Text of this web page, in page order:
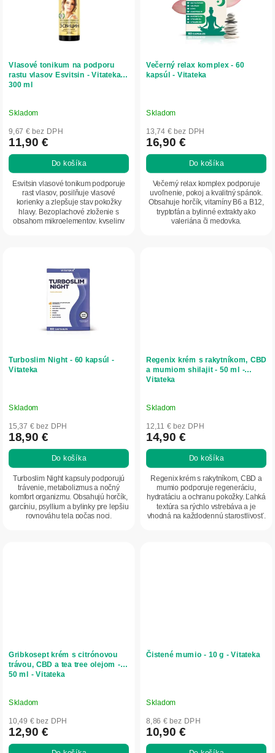
o
v
d
u
k
o
v
Vlasové tonikum na podporu
rastu vlasov Esvitsin - Vitateka -
300 ml
Skladom
9,67 € bez DPH
11,90 €
Do košíka
Esvitsin vlasové tonikum podporuje
rast vlasov, posilňuje vlasové
korienky a zlepšuje stav pokožky
hlavy. Bezoplachové zloženie s
obsahom mikroelementov, kyseliny
Večerný relax komplex - 60
kapsúl - Vitateka
Skladom
13,74 € bez DPH
16,90 €
Do košíka
Večerný relax komplex podporuje
uvoľnenie, pokoj a kvalitný spánok.
Obsahuje horčík, vitamíny B6 a B12,
tryptofán a bylinné extrakty ako
valeriána či medovka.
Turboslim Night - 60 kapsúl -
Vitateka
Skladom
15,37 € bez DPH
18,90 €
Do košíka
Turboslim Night kapsuly podporujú
trávenie, metabolizmus a nočný
komfort organizmu. Obsahujú horčík,
garcíniu, psyllium a bylinky pre lepšiu
rovnováhu tela počas noci.
Regenix krém s rakytníkom, CBD
a mumiom shilajit - 50 ml -
Vitateka
Skladom
12,11 € bez DPH
14,90 €
Do košíka
Regenix krém s rakytníkom, CBD a
mumio podporuje regeneráciu,
hydratáciu a ochranu pokožky. Ľahká
textúra sa rýchlo vstrebáva a je
vhodná na každodennú starostlivosť.
Gribkosept krém s citrónovou
trávou, CBD a tea tree olejom -
50 ml - Vitateka
Skladom
10,49 € bez DPH
12,90 €
Čistené mumio - 10 g - Vitateka
Skladom
8,86 € bez DPH
10,90 €